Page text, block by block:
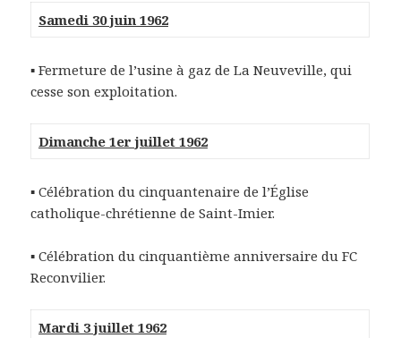
Samedi 30 juin 1962
▪ Fermeture de l’usine à gaz de La Neuveville, qui
cesse son exploitation.
Dimanche 1er juillet 1962
▪ Célébration du cinquantenaire de l’Église
catholique-chrétienne de Saint-Imier.
▪ Célébration du cinquantième anniversaire du FC
Reconvilier.
Mardi 3 juillet 1962